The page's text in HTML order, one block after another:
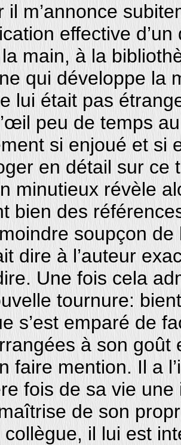
il m’annonce
effective
main, à la
qui développe la
lui était pas
peu de temps
si enjoué et si
en détail sur ce
minutieux révèle
bien des
soupçon
dire à l’auteur
Une fois cela
tournure:
s’est emparé de
à son goût
faire mention. Il a
fois de sa vie
de son
il lui est